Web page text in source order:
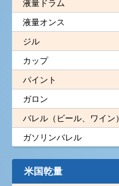
液量ドラム
液量オンス
ジル
カップ
パイント
ガロン
バレル（ビール、ワイン）
ガソリンバレル
米国乾量